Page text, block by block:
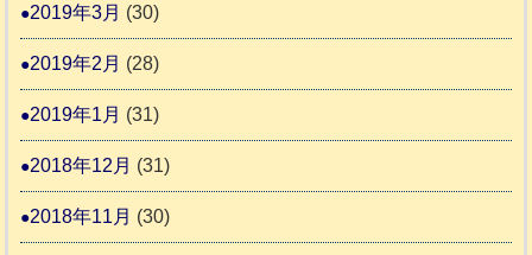
2019年3月 (30)
2019年2月 (28)
2019年1月 (31)
2018年12月 (31)
2018年11月 (30)